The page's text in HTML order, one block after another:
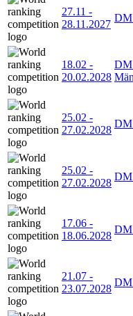
27.11 -
28.11.2027
DM
18.02 -
20.02.2028
25.02 -
27.02.2028
DM
25.02 -
27.02.2028
DM
17.06 -
18.06.2028
DM
21.07 -
23.07.2028
DM